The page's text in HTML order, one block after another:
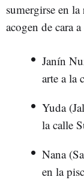
sumergirse en
acogen de cara
Janín
arte a la
Yuda
la calle
Nana
en la